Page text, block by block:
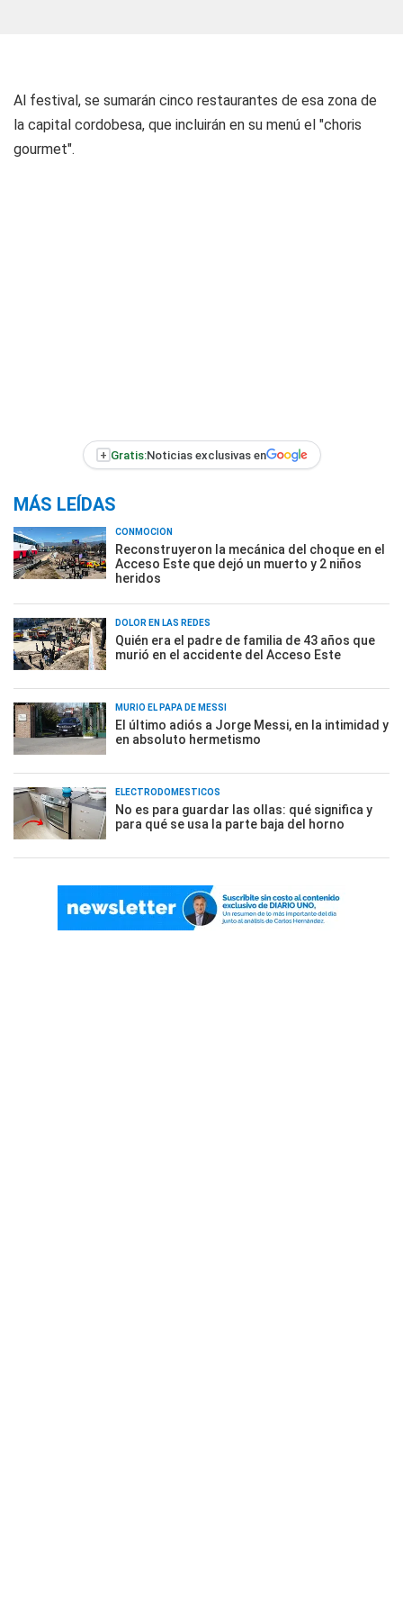
Al festival, se sumarán cinco restaurantes de esa zona de
la capital cordobesa, que incluirán en su menú el "choris
gourmet".
+ Gratis:Noticias exclusivas en
MÁS LEÍDAS
CONMOCIÓN
Reconstruyeron la mecánica del choque en el
Acceso Este que dejó un muerto y 2 niños
heridos
DOLOR EN LAS REDES
Quién era el padre de familia de 43 años que
murió en el accidente del Acceso Este
MURIÓ EL PAPÁ DE MESSI
El último adiós a Jorge Messi, en la intimidad y
en absoluto hermetismo
ELECTRODOMÉSTICOS
No es para guardar las ollas: qué significa y
para qué se usa la parte baja del horno